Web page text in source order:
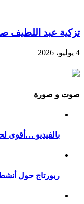
تزكية عبد اللطيف
4 يوليو، 2026
صوت و صورة
بالفيديو …أقوى
ربورتاج حول أنشطة النائب الثاني